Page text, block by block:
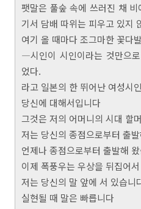
팻말은 풀숲 속에 쓰러진 채
기서 담배 따위는 피우고 있지
여기 올 때마다 조그마한 꽃다
―시인이 시인이라는 것만으
었다.
라고 일본의 한 뛰어난 여성시
당신에 대해서입니다
그것은 저의 어머니의 시대 할
저는 당신의 종점으로부터 출
언제나 종점으로부터 출발해
이제 폭풍우는 우상을 뒤집어서
저는 당신의 말 앞에 서 있습니
실현될 때 말은 빠릅니다